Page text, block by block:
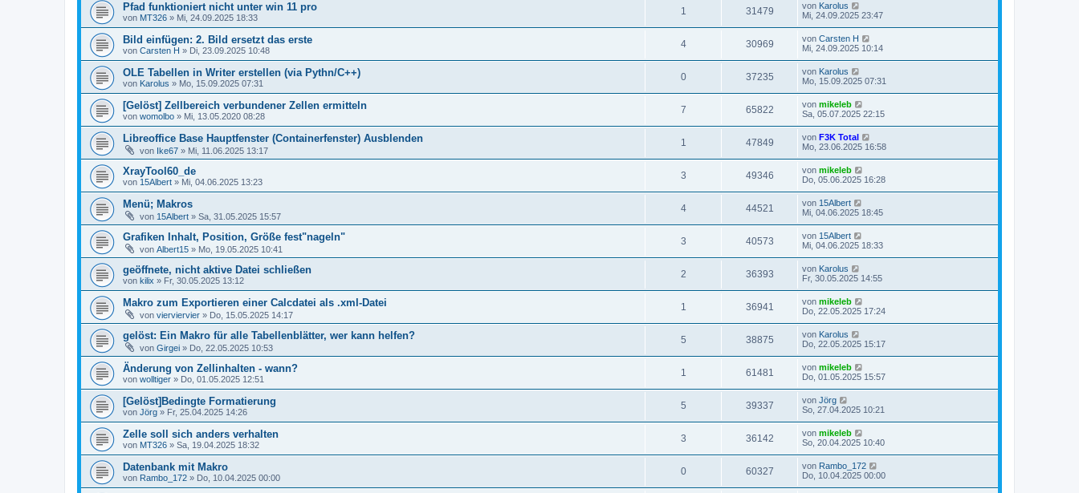
Pfad funktioniert nicht unter win 11 pro
von MT326 » Mi, 24.09.2025 18:33
1 31479 von Karolus
Mi, 24.09.2025 23:47
Bild einfügen: 2. Bild ersetzt das erste
von Carsten H » Di, 23.09.2025 10:48
4 30969 von Carsten H
Mi, 24.09.2025 10:14
OLE Tabellen in Writer erstellen (via Pythn/C++)
von Karolus » Mo, 15.09.2025 07:31
0 37235 von Karolus
Mo, 15.09.2025 07:31
[Gelöst] Zellbereich verbundener Zellen ermitteln
von womolbo » Mi, 13.05.2020 08:28
7 65822 von mikeleb
Sa, 05.07.2025 22:15
Libreoffice Base Hauptfenster (Containerfenster) Ausblenden
von Ike67 » Mi, 11.06.2025 13:17
1 47849 von F3K Total
Mo, 23.06.2025 16:58
XrayTool60_de
von 15Albert » Mi, 04.06.2025 13:23
3 49346 von mikeleb
Do, 05.06.2025 16:28
Menü; Makros
von 15Albert » Sa, 31.05.2025 15:57
4 44521 von 15Albert
Mi, 04.06.2025 18:45
Grafiken Inhalt, Position, Größe fest"nageln"
von Albert15 » Mo, 19.05.2025 10:41
3 40573 von 15Albert
Mi, 04.06.2025 18:33
geöffnete, nicht aktive Datei schließen
von kilix » Fr, 30.05.2025 13:12
2 36393 von Karolus
Fr, 30.05.2025 14:55
Makro zum Exportieren einer Calcdatei als .xml-Datei
von vierviervier » Do, 15.05.2025 14:17
1 36941 von mikeleb
Do, 22.05.2025 17:24
gelöst: Ein Makro für alle Tabellenblätter, wer kann helfen?
von Girgei » Do, 22.05.2025 10:53
5 38875 von Karolus
Do, 22.05.2025 15:17
Änderung von Zellinhalten - wann?
von wolltiger » Do, 01.05.2025 12:51
1 61481 von mikeleb
Do, 01.05.2025 15:57
[Gelöst]Bedingte Formatierung
von Jörg » Fr, 25.04.2025 14:26
5 39337 von Jörg
So, 27.04.2025 10:21
Zelle soll sich anders verhalten
von MT326 » Sa, 19.04.2025 18:32
3 36142 von mikeleb
So, 20.04.2025 10:40
Datenbank mit Makro
von Rambo_172 » Do, 10.04.2025 00:00
0 60327 von Rambo_172
Do, 10.04.2025 00:00